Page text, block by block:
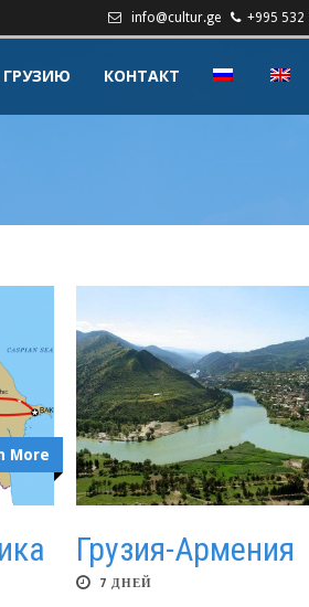
info@cultur.ge +995 532
ГРУЗИЮ КОНТАКТ
More
Грузия-Армения
7 ДНЕЙ